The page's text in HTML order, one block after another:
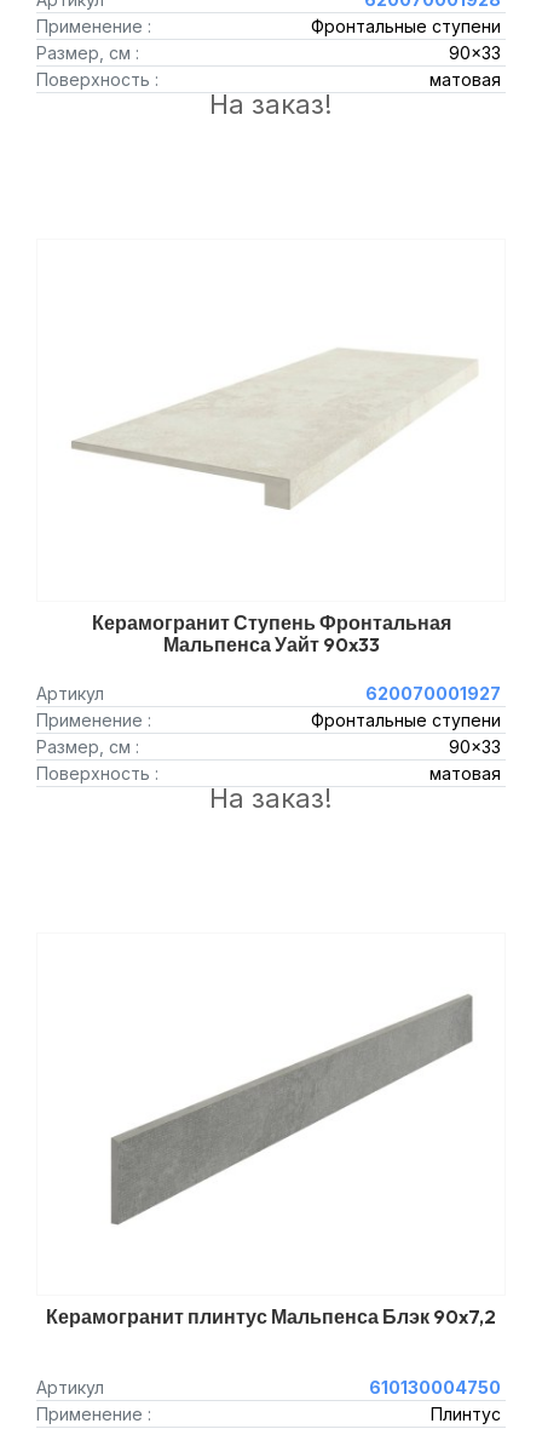
Применение :
Фронтальные ступени
Размер, см :
90x33
Поверхность :
матовая
На заказ!
Керамогранит Ступень Фронтальная
Мальпенса Уайт 90x33
Артикул
620070001927
Применение :
Фронтальные ступени
Размер, см :
90x33
Поверхность :
матовая
На заказ!
Керамогранит плинтус Мальпенса Блэк 90x7,2
Артикул
610130004750
Применение :
Плинтус